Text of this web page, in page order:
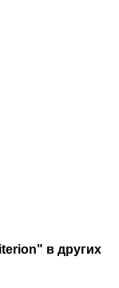
в других